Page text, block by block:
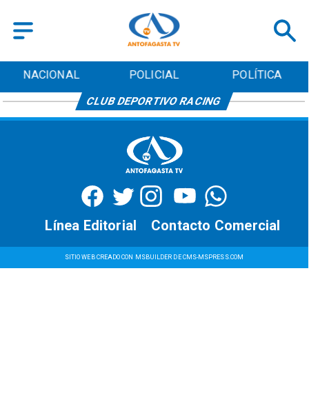
NACIONAL POLICIAL POLÍTICA
CLUB DEPORTIVO RACING
SITIO WEB CREADO CON MSBUILDER DE CMS-MSPRESS.COM
Contacto Comercial
Línea Editorial